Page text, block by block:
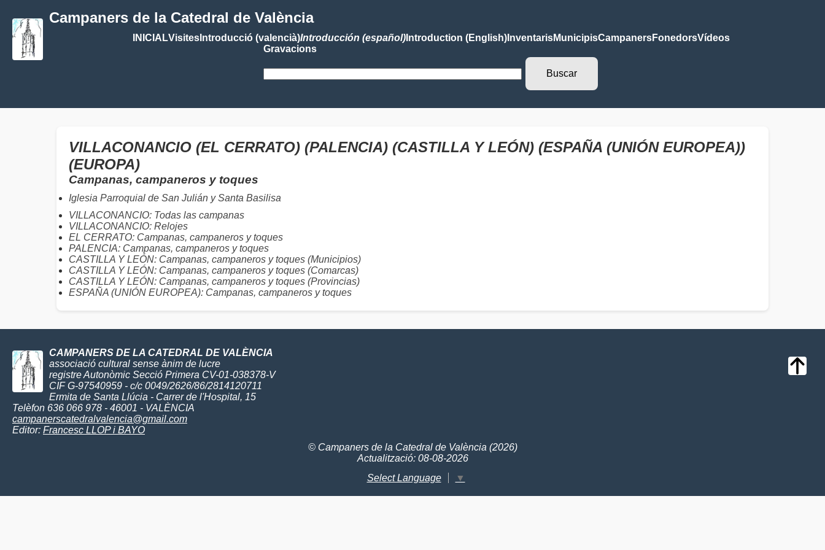
Campaners de la Catedral de València
INICIALVisitesIntroducció (valencià)Introducción (español)Introduction (English)InventarisMunicipisCampanersFonedorsVídeos
Gravacions
VILLACONANCIO (EL CERRATO) (PALENCIA) (CASTILLA Y LEÓN) (ESPAÑA (UNIÓN EUROPEA))
(EUROPA)
Campanas, campaneros y toques
Iglesia Parroquial de San Julián y Santa Basilisa
VILLACONANCIO: Todas las campanas
VILLACONANCIO: Relojes
EL CERRATO: Campanas, campaneros y toques
PALENCIA: Campanas, campaneros y toques
CASTILLA Y LEÓN: Campanas, campaneros y toques (Municipios)
CASTILLA Y LEÓN: Campanas, campaneros y toques (Comarcas)
CASTILLA Y LEÓN: Campanas, campaneros y toques (Provincias)
ESPAÑA (UNIÓN EUROPEA): Campanas, campaneros y toques
CAMPANERS DE LA CATEDRAL DE VALÈNCIA
associació cultural sense ànim de lucre
registre Autonòmic Secció Primera CV-01-038378-V
CIF G-97540959 - c/c 0049/2626/86/2814120711
Ermita de Santa Llúcia - Carrer de l'Hospital, 15
Telèfon 636 066 978 - 46001 - VALÈNCIA
campanerscatedralvalencia@gmail.com
Editor: Francesc LLOP i BAYO
© Campaners de la Catedral de València (2026)
Actualització: 08-08-2026
Select Language
▼